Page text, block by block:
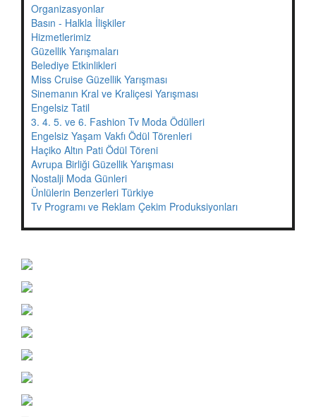
Organizasyonlar
Basın - Halkla İlişkiler
Hizmetlerimiz
Güzellik Yarışmaları
Belediye Etkinlikleri
Miss Cruise Güzellik Yarışması
Sinemanın Kral ve Kraliçesi Yarışması
Engelsiz Tatil
3. 4. 5. ve 6. Fashion Tv Moda Ödülleri
Engelsiz Yaşam Vakfı Ödül Törenleri
Haçiko Altın Pati Ödül Töreni
Avrupa Birliği Güzellik Yarışması
Nostalji Moda Günleri
Ünlülerin Benzerleri Türkiye
Tv Programı ve Reklam Çekim Produksiyonları